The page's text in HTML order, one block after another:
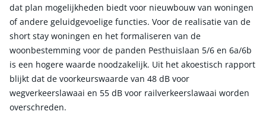
dat plan mogelijkheden biedt voor nieuwbouw van woningen
of andere geluidgevoelige functies. Voor de realisatie van de
short stay woningen en het formaliseren van de
woonbestemming voor de panden Pesthuislaan 5/6 en 6a/6b
is een hogere waarde noodzakelijk. Uit het akoestisch rapport
blijkt dat de voorkeurswaarde van 48 dB voor
wegverkeerslawaai en 55 dB voor railverkeerslawaai worden
overschreden.